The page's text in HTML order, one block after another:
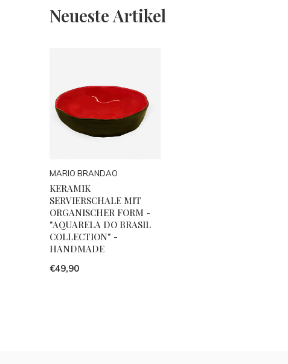
Neueste Artikel
MARIO BRANDAO
KERAMIK
SERVIERSCHALE MIT
ORGANISCHER FORM -
"AQUARELA DO BRASIL
COLLECTION" -
HANDMADE
€49,90